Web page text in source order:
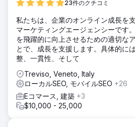
23件のクチコミ
私たちは、企業のオンライン成長を
マーケティングエージェンシーです
を飛躍的に向上させるための適切な
とで、成長を支援します。具体的に
整、一貫性、そして
Treviso, Veneto, Italy
ローカルSEO, モバイルSEO +26
Eコマース, 建築 +3
$10,000 - 25,000